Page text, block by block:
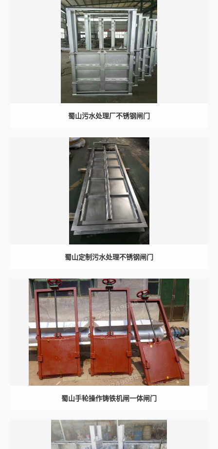
蜀山污水处理厂不锈钢闸门
蜀山定制污水处理不锈钢闸门
蜀山手轮操作铸铁机闸一体闸门